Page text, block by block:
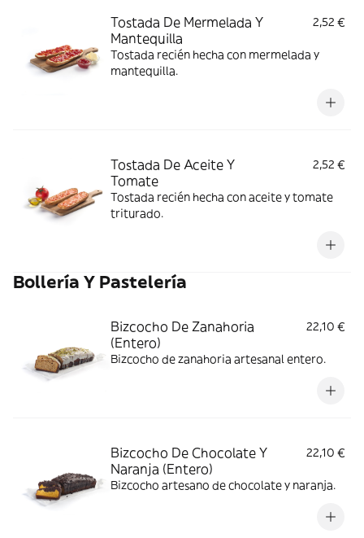
Tostada De Mermelada Y
Mantequilla
2,52 €
Tostada recién hecha con mermelada y
mantequilla.
Tostada De Aceite Y
Tomate
2,52 €
Tostada recién hecha con aceite y tomate
triturado.
Bollería Y Pastelería
Bizcocho De Zanahoria
(Entero)
22,10 €
Bizcocho de zanahoria artesanal entero.
Bizcocho De Chocolate Y
Naranja (Entero)
22,10 €
Bizcocho artesano de chocolate y naranja.